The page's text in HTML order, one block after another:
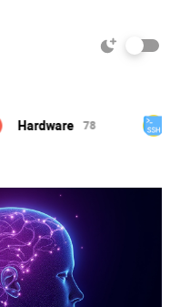
Hardware 78